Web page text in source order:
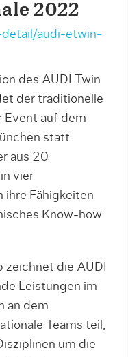
2022
audi-etwin-
des AUDI Twin
der traditionelle
auf dem
statt.
aus 20
vier
ihre Fähigkeiten
Know-how
die AUDI
Leistungen im
an dem
Teams teil,
um die